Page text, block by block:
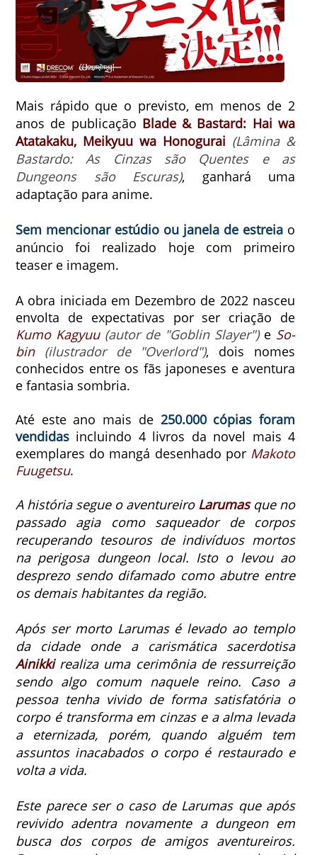
Mais rápido que o previsto, em menos de 2
anos de publicação Blade & Bastard: Hai wa
Atatakaku, Meikyuu wa Honogurai (Lâmina &
Bastardo: As Cinzas são Quentes e as
Dungeons são Escuras), ganhará uma
adaptação para anime.
Sem mencionar estúdio ou janela de estreia o
anúncio foi realizado hoje com primeiro
teaser e imagem.
A obra iniciada em Dezembro de 2022 nasceu
envolta de expectativas por ser criação de
Kumo Kagyuu (autor de "Goblin Slayer")e So-
bin
(ilustrador de "Overlord"), dois nomes
conhecidos entre os fãs japoneses e aventura
e fantasia sombria.
Até este ano mais de 250.000 cópias foram
vendidas incluindo 4 livros da novel mais 4
exemplares do mangá desenhado por Makoto
Fuugetsu.
A história segue o aventureiro Larumasque no
passado agia como saqueador de corpos
recuperando tesouros de indivíduos mortos
na perigosa dungeon local. Isto o levou ao
desprezo sendo difamado como abutre entre
os demais habitantes da região.
Após ser morto Larumas é levado ao templo
da cidade onde a carismática sacerdotisa
Ainikkirealiza uma cerimônia de ressurreição
sendo algo comum naquele reino. Caso a
pessoa tenha vivido de forma satisfatória o
corpo é transforma em cinzas e a alma levada
a eternizada, porém, quando alguém tem
assuntos inacabados o corpo é restaurado e
volta a vida.
Este parece ser o caso de Larumas que após
revivido adentra novamente a dungeon em
busca dos corpos de amigos aventureiros.